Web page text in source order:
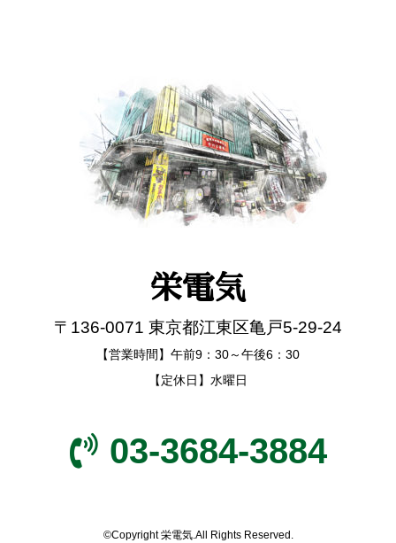
栄電気
〒136-0071 東京都江東区亀戸5-29-24
【営業時間】午前9：30～午後6：30
【定休日】水曜日
03-3684-3884
©Copyright 栄電気.All Rights Reserved.